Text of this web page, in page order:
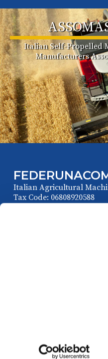
Italian Self-Propelled
Manufacturers
Italian Agricultural
Tax Code: 06808920588